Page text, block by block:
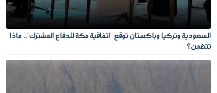
السعودية وتركيا وباكستان توقع "اتفاقية مكة للدفاع المشترك".. ماذا
تتضمن؟